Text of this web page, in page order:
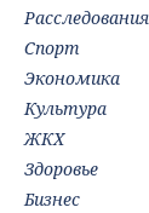
Расследования
Спорт
Экономика
Культура
ЖКХ
Здоровье
Бизнес